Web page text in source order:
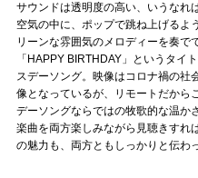
サウンドは透明度の高い、いうなれ
空気の中に、ポップで跳ね上げる
リーンな雰囲気のメロディーを奏で
「HAPPY BIRTHDAY」というタイ
スデーソング。映像はコロナ禍の社
像となっているが、リモートだから
デーソングならではの牧歌的な温か
楽曲を両方楽しみながら見聴きすれ
の魅力も、両方ともしっかりと伝わ